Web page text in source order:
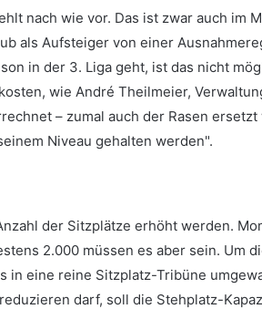
nach wie vor. Das ist zwar auch im
als Aufsteiger von einer
in der 3. Liga geht, ist das nicht
wie André Theilmeier,
– zumal auch der Rasen
Niveau gehalten werden".
der Sitzplätze erhöht werden.
2.000 müssen es aber sein. Um
in eine reine Sitzplatz-Tribüne
darf, soll die Stehplatz-